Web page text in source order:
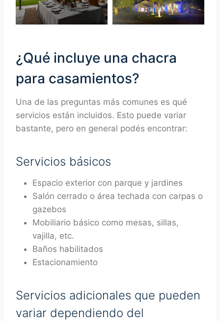
¿Qué incluye una chacra
para casamientos?
Una de las preguntas más comunes es qué
servicios están incluidos. Esto puede variar
bastante, pero en general podés encontrar:
Servicios básicos
Espacio exterior con parque y jardines
Salón cerrado o área techada con carpas o
gazebos
Mobiliario básico como mesas, sillas,
vajilla, etc.
Baños habilitados
Estacionamiento
Servicios adicionales que pueden
variar dependiendo del